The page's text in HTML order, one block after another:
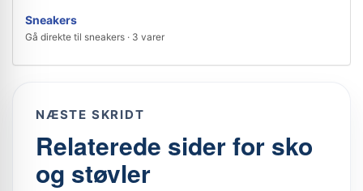
Sneakers
Gå direkte til sneakers · 3 varer
NÆSTE SKRIDT
Relaterede sider for sko
og støvler